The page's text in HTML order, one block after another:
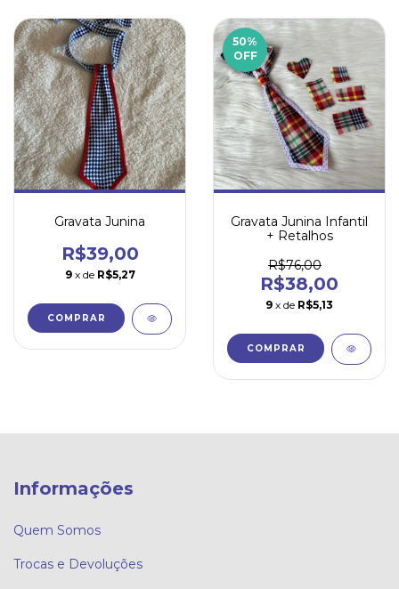
Gravata Junina
R$39,00
9 x de R$5,27
COMPRAR
50%
OFF
Gravata Junina Infantil
+ Retalhos
R$76,00
R$38,00
9 x de R$5,13
COMPRAR
Informações
Quem Somos
Trocas e Devoluções